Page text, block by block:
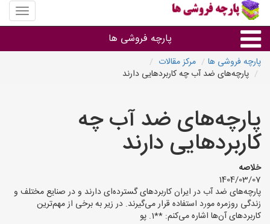
منوی
سایت
فروشی
پارچه فروشی ها
پارچه براساس جنس
پارچه براساس رنگ طرح و کاربرد
پارچه فروشی های هر شهر
پارچه فروشی ها
مرکز مقالات
پارچه‌های ضد آب چه کاربردهایی دارند
پارچه‌های ضد آب چه
کاربردهایی دارند
خلاصه
1404/03/07
پارچه‌های ضد آب در ایران کاربردهای گسترده‌ای دارند و در صنایع مختلف و
زندگی روزمره مورد استفاده قرار می‌گیرند. در زیر به برخی از مهم‌ترین
کاربردهای آن‌ها اشاره می‌کنم: **1. پو